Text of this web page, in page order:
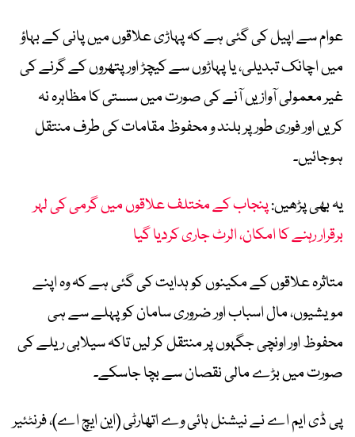
عوام سے اپیل کی گئی ہے کہ پہاڑی علاقوں میں پانی کے بہاؤ
میں اچانک تبدیلی، یا پہاڑوں سے کیچڑ اور پتھروں کے گرنے کی
غیر معمولی آوازیں آنے کی صورت میں سستی کا مظاہرہ نہ
کریں اور فوری طور پر بلند و محفوظ مقامات کی طرف منتقل
ہوجائیں۔
یہ بھی پڑھیں:پنجاب کے مختلف علاقوں میں گرمی کی لہر
برقرار رہنے کا امکان، الرٹ جاری کردیا گیا
متاثرہ علاقوں کے مکینوں کو ہدایت کی گئی ہے کہ وہ اپنے
مویشیوں، مال اسباب اور ضروری سامان کو پہلے سے ہی
محفوظ اور اونچی جگہوں پر منتقل کر لیں تاکہ سیلابی ریلے کی
صورت میں بڑے مالی نقصان سے بچا جاسکے۔
پی ڈی ایم اے نے نیشنل ہائی وے اتھارٹی (این ایچ اے)، فرنٹئیر